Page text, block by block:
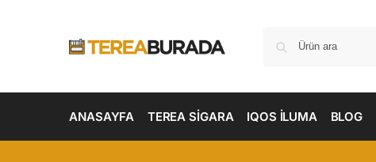
ANASAYFA TEREA SİGARA IQOS İLUMA BLOG